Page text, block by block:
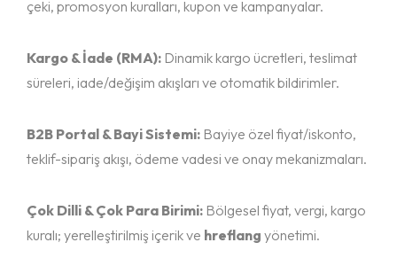
İletişim
çeki, promosyon kuralları, kupon ve kampanyalar.
Kargo & İade (RMA): Dinamik kargo ücretleri, teslimat
süreleri, iade/değişim akışları ve otomatik bildirimler.
B2B Portal & Bayi Sistemi: Bayiye özel fiyat/iskonto,
teklif-sipariş akışı, ödeme vadesi ve onay mekanizmaları.
Çok Dilli & Çok Para Birimi: Bölgesel fiyat, vergi, kargo
kuralı; yerelleştirilmiş içerik ve hreflang yönetimi.